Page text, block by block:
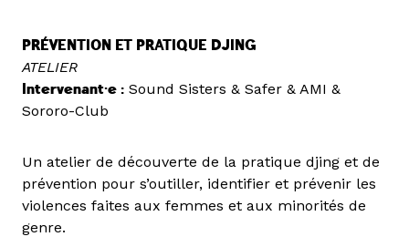
PRÉVENTION ET PRATIQUE DJING
ATELIER
Intervenant·e : Sound Sisters & Safer & AMI &
Sororo-Club
Un atelier de découverte de la pratique djing et de
prévention pour s’outiller, identifier et prévenir les
violences faites aux femmes et aux minorités de
genre.